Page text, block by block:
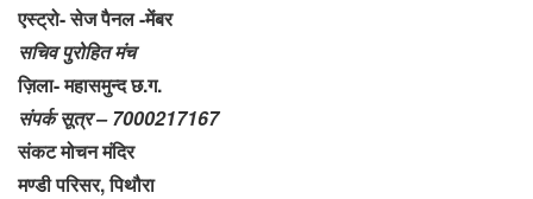
एस्ट्रो- सेज पैनल -मेंबर
सचिव पुरोहित मंच
ज़िला- महासमुन्द छ.ग.
संपर्क सूत्र – 7000217167
संकट मोचन मंदिर
मण्डी परिसर, पिथौरा